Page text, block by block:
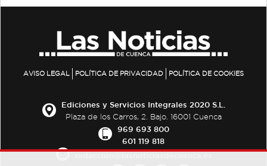
AVISO LEGAL POLÍTICA DE PRIVACIDAD POLÍTICA DE COOKIES
Ediciones y Servicios Integrales 2020 S.L.
Plaza de los Carros, 2. Bajo. 16001 Cuenca
969 693 800
601 119 818